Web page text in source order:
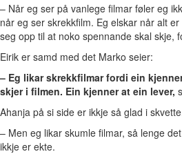
– Når eg ser på vanlege filmar føler eg
når eg ser skrekkfilm. Eg elskar når alt
seg opp til at noko spennande skal skje,
Eirik er samd med det Marko seier:
– Eg likar skrekkfilmar fordi ein
skjer i filmen. Ein kjenner at ein lever,
Ahanja på si side er ikkje så glad i
– Men eg likar skumle filmar, så lenge
ikkje er ekte.